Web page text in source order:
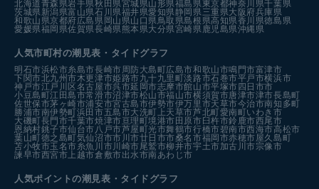
北海道青森県岩手県秋田県宮城県山形県福島県東京都神奈川県千葉県
茨城県新潟県富山県石川県福井県愛知県静岡県三重県大阪府兵庫県
和歌山県京都府広島県岡山県山口県鳥取県島根県高知県香川県徳島県
愛媛県福岡県佐賀県長崎県熊本県大分県宮崎県鹿児島県沖縄県
人気市町村の潮見表・タイドグラフ
明石市浜松市糸島市長崎市周防大島町広島市和歌山市鳴門市富津市
下関市北九州市木更津市姫路市九十九里町淡路市石巻市平戸市横浜市
神戸市江戸川区名古屋市呉市延岡市志摩市館山市平塚市四日市市
小豆島町江田島市常滑市沼津市松山市福山市横須賀市唐津市津市長島町
佐世保市茅ヶ崎市浦安市宮古島市伊勢市伊万里市天草市今治市南知多町
勝浦市南伊勢町浜田市五島市大洗町 上天草市芦北町愛南町いわき市
大磯町長門市千葉市焼津市亘理町境港市田原市臼杵市鈴鹿市西尾市
恩納村銚子市仙台市八戸市芦屋町光市舞鶴市行橋市碧南市西海市高松市
葉山町徳之島町気仙沼市市川市廿日市市桑名市福岡市赤穂市屋久島町
苫小牧市玉名市糸魚川市川崎市尾鷲市柳井市宇土市加古川市宗像市
諫早市西宮市 上越市倉敷市出水市南あわじ市
人気ポイントの潮見表・タイドグラフ